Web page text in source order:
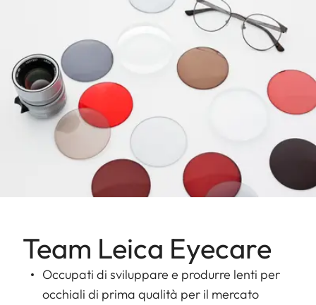
Team Leica Eyecare
Occupati di sviluppare e produrre lenti per
occhiali di prima qualità per il mercato